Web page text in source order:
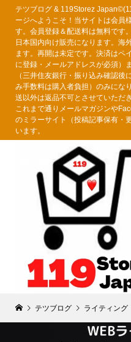
テツブログ & 119Storez
ージへようこそ！当サイトは会員
す。会員登録＆配送料は無料です
日本国内向け販売になります。海
ます。再開は未定です。決済はペ
に登録・メールアドレスが必須）
（三井住友銀行・振り込み確認後
み手数料は購入者負担）のみにな
送以外は返品不可とさせていただき
これまで通りメールマガジンや
のミラーサイト（投稿記事保有・
います。
テツブログ ライティング